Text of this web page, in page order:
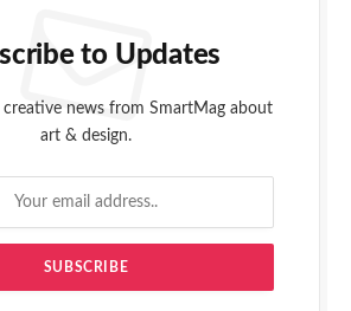
to Updates
news from SmartMag about
art & design.